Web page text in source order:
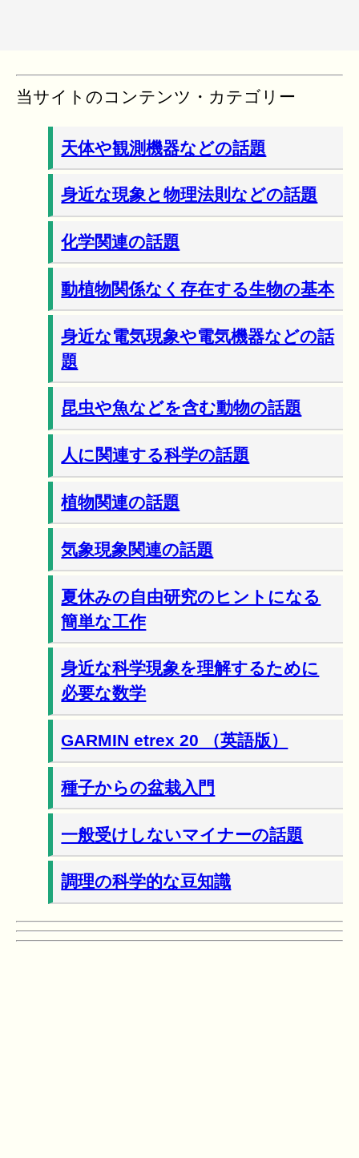
当サイトのコンテンツ・カテゴリー
天体や観測機器などの話題
身近な現象と物理法則などの話題
化学関連の話題
動植物関係なく存在する生物の基本
身近な電気現象や電気機器などの話
題
昆虫や魚などを含む動物の話題
人に関連する科学の話題
植物関連の話題
気象現象関連の話題
夏休みの自由研究のヒントになる
簡単な工作
身近な科学現象を理解するために
必要な数学
GARMIN etrex 20 （英語版）
種子からの盆栽入門
一般受けしないマイナーの話題
調理の科学的な豆知識